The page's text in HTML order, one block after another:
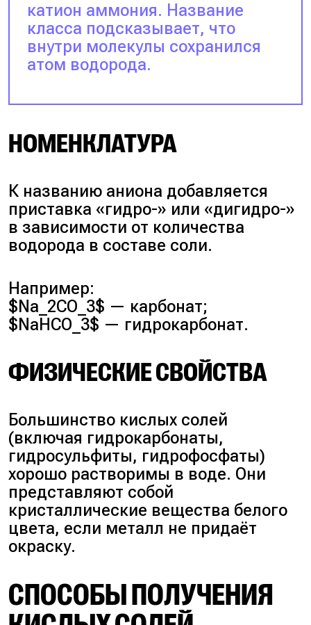
катион аммония. Название
класса подсказывает, что
внутри молекулы сохранился
атом водорода.
НОМЕНКЛАТУРА
К названию аниона добавляется
приставка «гидро-» или «дигидро-»
в зависимости от количества
водорода в составе соли.
Например:
$Na_2CO_3$ — карбонат;
$NaHCO_3$ — гидрокарбонат.
ФИЗИЧЕСКИЕ СВОЙСТВА
Большинство кислых солей
(включая гидрокарбонаты,
гидросульфиты, гидрофосфаты)
хорошо растворимы в воде. Они
представляют собой
кристаллические вещества белого
цвета, если металл не придаёт
окраску.
СПОСОБЫ ПОЛУЧЕНИЯ